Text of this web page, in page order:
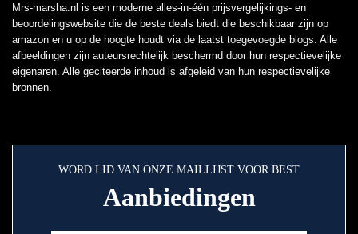
Mrs-marsha.nl is een moderne alles-in-één prijsvergelijkings- en
beoordelingswebsite die de beste deals biedt die beschikbaar zijn op
amazon en u op de hoogte houdt via de laatst toegevoegde blogs. Alle
afbeeldingen zijn auteursrechtelijk beschermd door hun respectievelijke
eigenaren. Alle geciteerde inhoud is afgeleid van hun respectievelijke
bronnen.
WORD LID VAN ONZE MAILLIJST VOOR BEST
Aanbiedingen